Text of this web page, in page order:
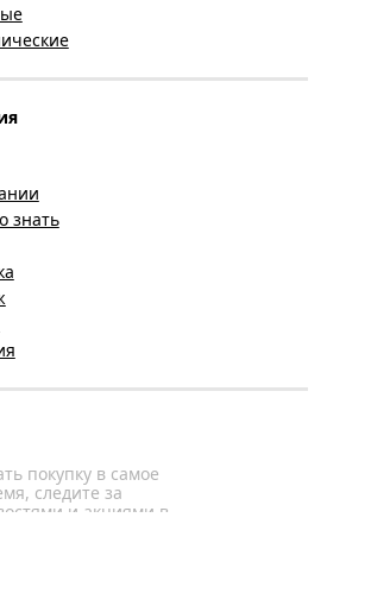
знать
покупку в самое
следите за
и акциями в